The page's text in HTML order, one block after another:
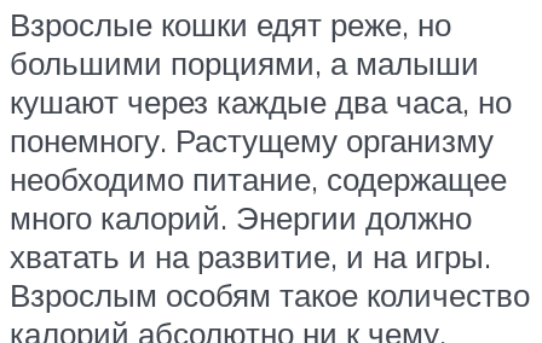
Взрослые кошки едят реже, но
большими порциями, а малыши
кушают через каждые два часа, но
понемногу. Растущему организму
необходимо питание, содержащее
много калорий. Энергии должно
хватать и на развитие, и на игры.
Взрослым особям такое количество
калорий абсолютно ни к чему,